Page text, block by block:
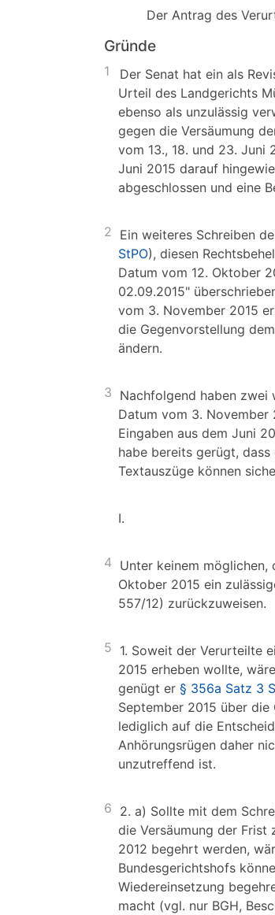
Der Antrag des
Gründe
1
Der Senat hat ein als
Urteil des Landgerichts
ebenso als unzulässig
gegen die Versäumung
vom 13., 18. und 23. Juni
Juni 2015 darauf
abgeschlossen und eine
2 Ein weiteres Schreiben
StPO), diesen
Datum vom 12. Oktober
02.09.2015"
vom 3. November 2015
die Gegenvorstellung
ändern.
3 Nachfolgend haben zwei
Datum vom 3. November
Eingaben aus dem Juni
habe bereits gerügt,
Textauszüge können
I.
4 Unter keinem möglichen,
Oktober 2015 ein
557/12) zurückzuweisen.
5 1. Soweit der Verurteilte
2015 erheben wollte,
genügt er § 356a Satz 3
September 2015 über
lediglich auf die
Anhörungsrügen daher
unzutreffend ist.
6 2. a) Sollte mit dem
die Versäumung der Frist
2012 begehrt werden,
Bundesgerichtshofs
Wiedereinsetzung
macht (vgl. nur BGH,